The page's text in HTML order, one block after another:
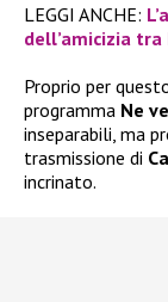
LEGGI ANCHE:
dell’amicizia
Proprio per
programma Ne
inseparabili, ma
trasmissione di
incrinato.